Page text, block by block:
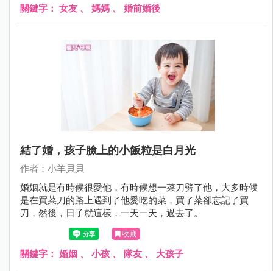
關鍵字： 女友 、 媽媽 、 婚前婚後
結了婚，孩子臉上的小飯粒是白月光
作者：小羊貝貝
婚姻就是有時候很愛他，有時候想一菜刀劈了他，大多時候
是在買菜刀的路上遇到了他愛吃的菜，買了菜卻忘記了買
刀，然後，日子就這樣，一天一天，過去了。
收藏
關鍵字： 婚姻 、 小孩 、 隊友 、 大孩子